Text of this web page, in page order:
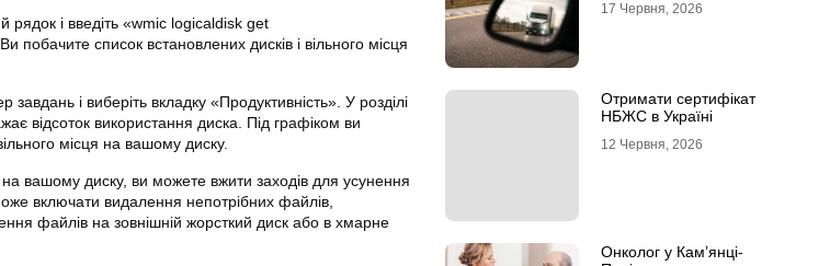
і введіть «wmic logicaldisk get
побачите список встановлених дисків і вільного місця
і виберіть вкладку «Продуктивність». У розділі
відсоток використання диска. Під графіком ви
місця на вашому диску.
на вашому диску, ви можете вжити заходів для усунення
включати видалення непотрібних файлів,
файлів на зовнішній жорсткий диск або в хмарне
17 Червня, 2026
Отримати сертифікат
НБЖС в Україні
12 Червня, 2026
Онколог у Кам’янці-